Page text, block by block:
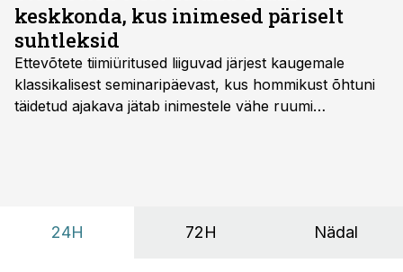
keskkonda, kus inimesed päriselt
suhtleksid
Ettevõtete tiimiüritused liiguvad järjest kaugemale
klassikalisest seminaripäevast, kus hommikust õhtuni
täidetud ajakava jätab inimestele vähe ruumi
24H 72H Nädal